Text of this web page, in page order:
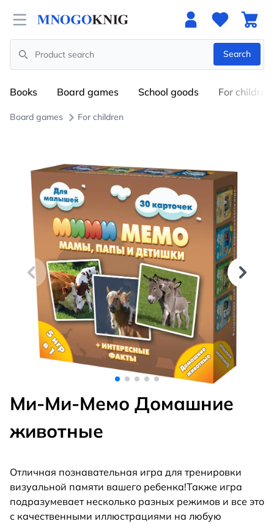
Open menu
Search
Search
Books Board games School goods For children
Board games For children
Ми-Ми-Мемо Домашние
животные
Отличная познавательная игра для тренировки
визуальной памяти вашего ребенка!Также игра
подразумевает несколько разных режимов и все это
с качественными иллюстрациями на любую